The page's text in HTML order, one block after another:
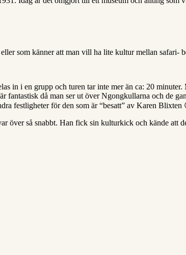
som känner att man vill ha lite kultur mellan safari-
in i en grupp och turen tar inte mer än ca: 20
fantastisk då man ser ut över Ngongkullarna och de
festligheter för den som är “besatt” av Karen Blixten
över så snabbt. Han fick sin kulturkick och kände att